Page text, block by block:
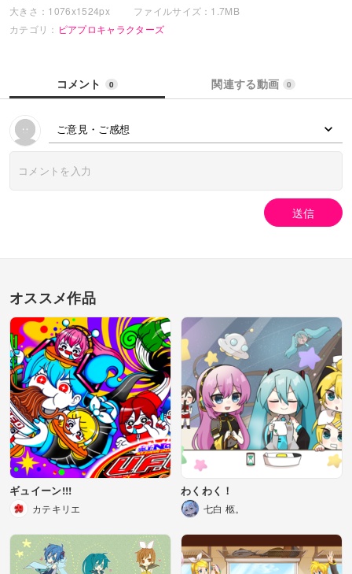
大きさ：1076x1524px
ファイルサイズ：1.7MB
カテゴリ： ピアプロキャラクターズ
コメント 0 関連する動画 0
ご意見・ご感想
送信
オススメ作品
ギュイーン!!!
カテキリエ
わくわく！
七白 柩。